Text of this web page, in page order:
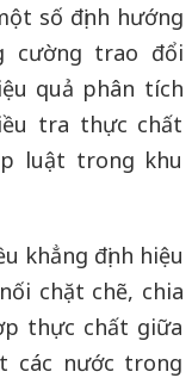
số định hướng
cường trao đổi
quả phân tích
tra thực chất
luật trong khu
khẳng định hiệu
chặt chẽ, chia
thực chất giữa
các nước trong